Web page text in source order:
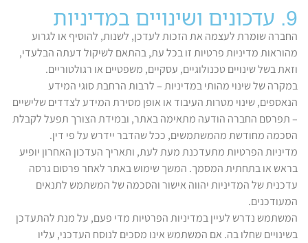
9. עדכונים ושינויים במדיניות
החברה שומרת לעצמה את הזכות לעדכן, לשנות, להוסיף או לגרוע
מהוראות מדיניות פרטיות זו בכל עת, בהתאם לשיקול דעתה הבלעדי,
וזאת בשל שינויים טכנולוגיים, עסקיים, משפטיים או רגולטוריים.
במקרה של שינוי מהותי במדיניות – לרבות הרחבת סוגי המידע
הנאספים, שינוי מטרות העיבוד או אופן מסירת המידע לצדדים שלישיים
– תפרסם החברה הודעה מתאימה באתר, ובמידת הצורך תפעל לקבלת
הסכמה מחודשת מהמשתמשים, ככל שהדבר יידרש על פי דין.
מדיניות הפרטיות מתעדכנת מעת לעת, ותאריך העדכון האחרון יופיע
בראש או בתחתית המסמך. המשך שימוש באתר לאחר פרסום גרסה
עדכנית של המדיניות יהווה אישור והסכמה של המשתמש לתנאים
המעודכנים.
המשתמש נדרש לעיין במדיניות הפרטיות מדי פעם, על מנת להתעדכן
בשינויים שחלו בה. אם המשתמש אינו מסכים לנוסח העדכני, עליו